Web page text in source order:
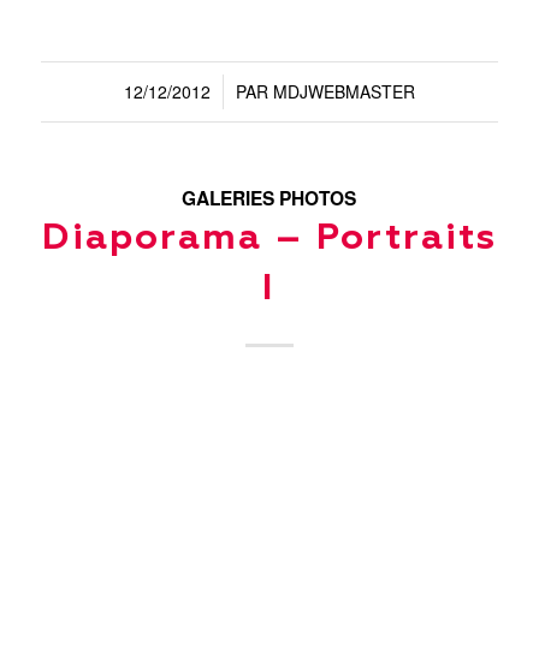
12/12/2012
/ PAR MDJWEBMASTER
GALERIES PHOTOS
Diaporama – Portraits
I